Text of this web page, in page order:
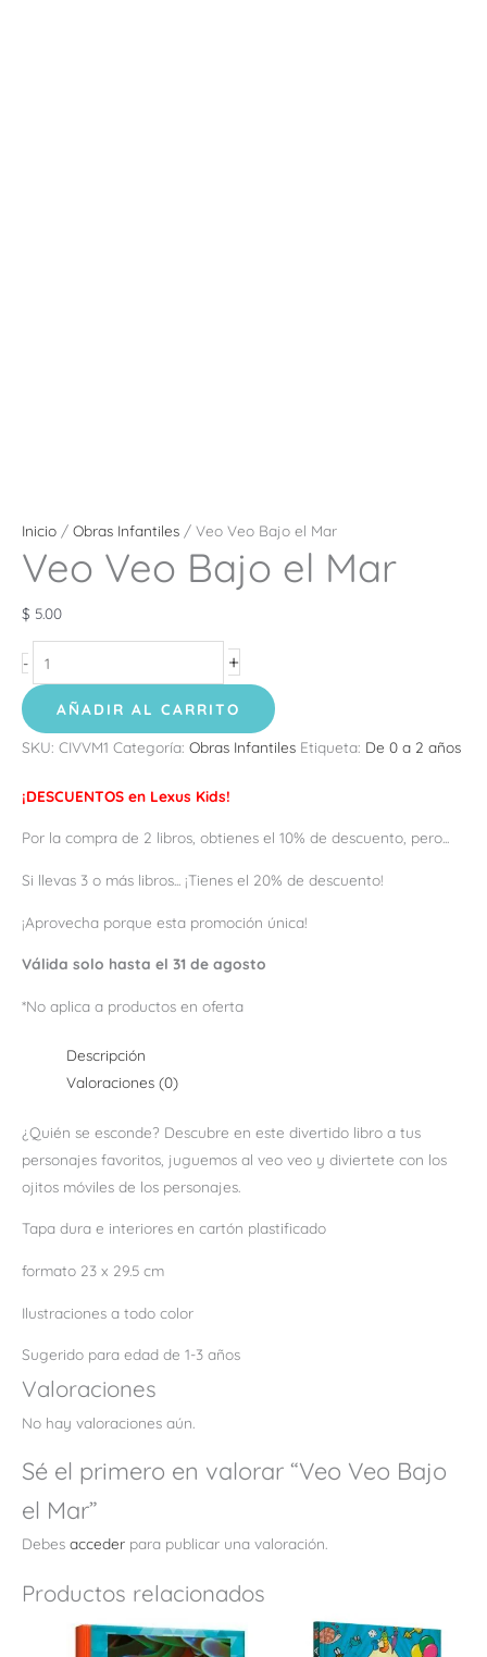
Inicio / Obras Infantiles / Veo Veo Bajo el Mar
Veo Veo Bajo el Mar
$ 5.00
- +
AÑADIR AL CARRITO
SKU: CIVVM1 Categoría: Obras Infantiles Etiqueta: De 0 a 2 años
¡DESCUENTOS en Lexus Kids!
Por la compra de 2 libros, obtienes el 10% de descuento, pero...
Si llevas 3 o más libros... ¡Tienes el 20% de descuento!
¡Aprovecha porque esta promoción única!
Válida solo hasta el 31 de agosto
*No aplica a productos en oferta
Descripción
Valoraciones (0)
¿Quién se esconde? Descubre en este divertido libro a tus
personajes favoritos, juguemos al veo veo y diviertete con los
ojitos móviles de los personajes.
Tapa dura e interiores en cartón plastificado
formato 23 x 29.5 cm
Ilustraciones a todo color
Sugerido para edad de 1-3 años
Valoraciones
No hay valoraciones aún.
Sé el primero en valorar “Veo Veo Bajo
el Mar”
Debes acceder para publicar una valoración.
Productos relacionados